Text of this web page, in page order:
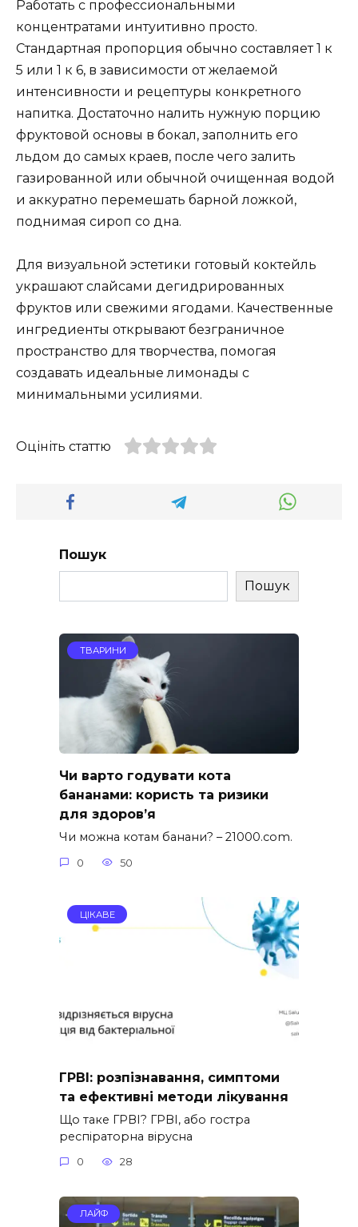
Работать с профессиональными
концентратами интуитивно просто.
Стандартная пропорция обычно составляет 1 к
5 или 1 к 6, в зависимости от желаемой
интенсивности и рецептуры конкретного
напитка. Достаточно налить нужную порцию
фруктовой основы в бокал, заполнить его
льдом до самых краев, после чего залить
газированной или обычной очищенная водой
и аккуратно перемешать барной ложкой,
поднимая сироп со дна.
Для визуальной эстетики готовый коктейль
украшают слайсами дегидрированных
фруктов или свежими ягодами. Качественные
ингредиенты открывают безграничное
пространство для творчества, помогая
создавать идеальные лимонады с
минимальными усилиями.
Оцініть статтю
Пошук
Пошук
ТВАРИНИ
Чи варто годувати кота
бананами: користь та ризики
для здоров’я
Чи можна котам банани? – 21000.com.
0 50
ЦІКАВЕ
ГРВІ: розпізнавання, симптоми
та ефективні методи лікування
Що таке ГРВІ? ГРВІ, або гостра
респіраторна вірусна
0 28
ЛАЙФ